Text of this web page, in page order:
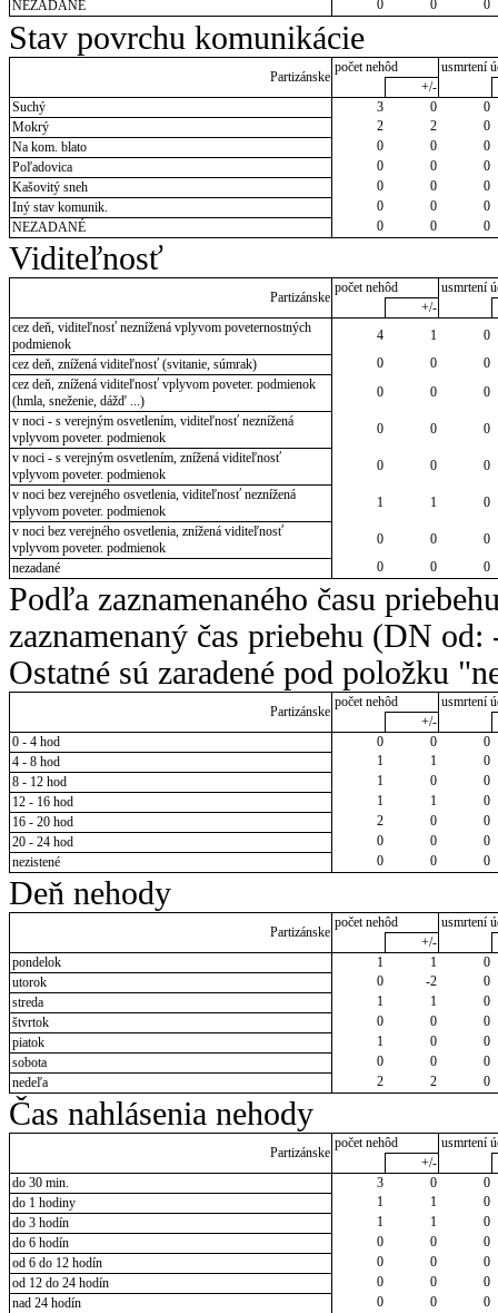
NEZADANÉ 0 0 0
Stav povrchu komunikácie
Partizánske
počet nehôd
usmrtení
+/-
Suchý
3 0
0
Mokrý
2 2
0
Na kom. blato
0 0
0
Poľadovica
0 0
0
Kašovitý sneh
0 0
0
Iný stav komunik.
0 0
0
NEZADANÉ
0 0 0
Viditeľnosť
Partizánske
počet nehôd
usmrtení
+/-
cez deň, viditeľnosť neznížená vplyvom poveternostných
podmienok
4 1
0
cez deň, znížená viditeľnosť (svitanie, súmrak)
0 0
0
cez deň, znížená viditeľnosť vplyvom poveter. podmienok
(hmla, sneženie, dážď ...)
0 0
0
v noci - s verejným osvetlením, viditeľnosť neznížená
vplyvom poveter. podmienok
0 0
0
v noci - s verejným osvetlením, znížená viditeľnosť
vplyvom poveter. podmienok
0 0
0
v noci bez verejného osvetlenia, viditeľnosť neznížená
vplyvom poveter. podmienok
1 1
0
v noci bez verejného osvetlenia, znížená viditeľnosť
vplyvom poveter. podmienok
0 0
0
nezadané
0 0 0
Podľa zaznamenaného času
zaznamenaný čas priebehu (DN
Ostatné sú zaradené pod položku
Partizánske
počet nehôd
usmrtení
+/-
0 - 4 hod
0 0
0
4 - 8 hod
1 1
0
8 - 12 hod
1 0
0
12 - 16 hod
1 1
0
16 - 20 hod
2 0
0
20 - 24 hod
0 0
0
nezistené
0 0 0
Deň nehody
Partizánske
počet nehôd
usmrtení
+/-
pondelok
1 1
0
utorok
0 -2
0
streda
1 1
0
štvrtok
0 0
0
piatok
1 0
0
sobota
0 0
0
nedeľa
2 2 0
Čas nahlásenia nehody
Partizánske
počet nehôd
usmrtení
+/-
do 30 min.
3 0
0
do 1 hodiny
1 1
0
do 3 hodín
1 1
0
do 6 hodín
0 0
0
od 6 do 12 hodín
0 0
0
od 12 do 24 hodín
0 0
0
nad 24 hodín
0 0
0